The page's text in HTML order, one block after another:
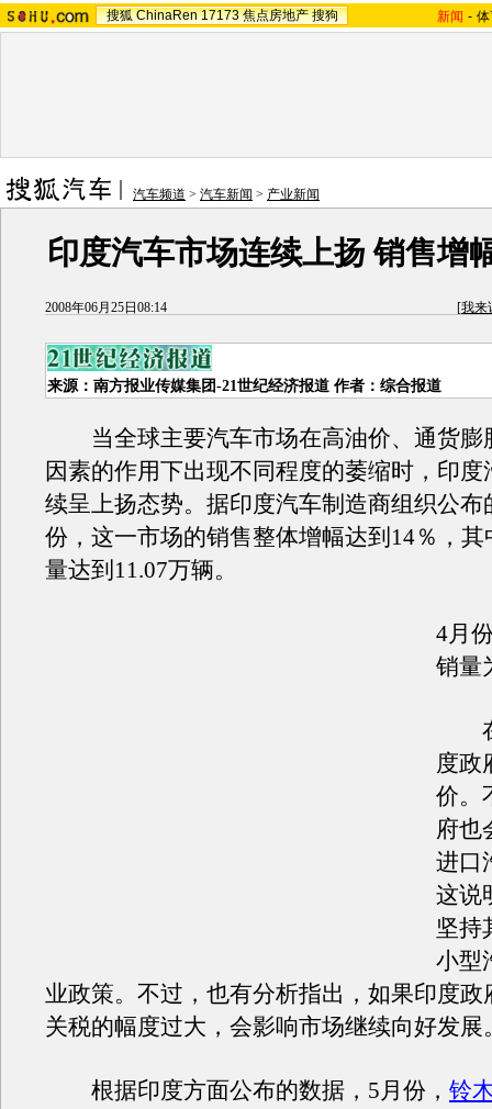
搜狐 ChinaRen 17173 焦点房地产 搜狗 新闻 -
汽车频道 > 汽车新闻 > 产业新闻
印度汽车市场连续上扬 销售增
2008年06月25日08:14 [我来
来源：南方报业传媒集团-21世纪经济报道 作者：综合报道
当全球主要汽车市场在高油价、通货膨
因素的作用下出现不同程度的萎缩时，印度
续呈上扬态势。据印度汽车制造商组织公布
份，这一市场的销售整体增幅达到14％，
量达到11.07万辆。
4月
销量
在
度政
价。
府也
进口
这说
坚持
小型
业政策。不过，也有分析指出，如果印度政
关税的幅度过大，会影响市场继续向好发展
根据印度方面公布的数据，5月份， 铃